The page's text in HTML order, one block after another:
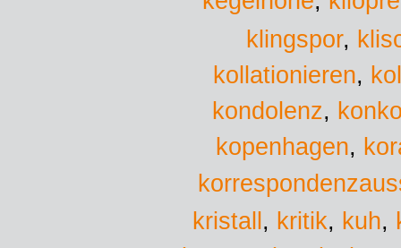
klingspor,
kollationieren,
kondolenz,
kopenhagen,
kristall, kritik, kuh,